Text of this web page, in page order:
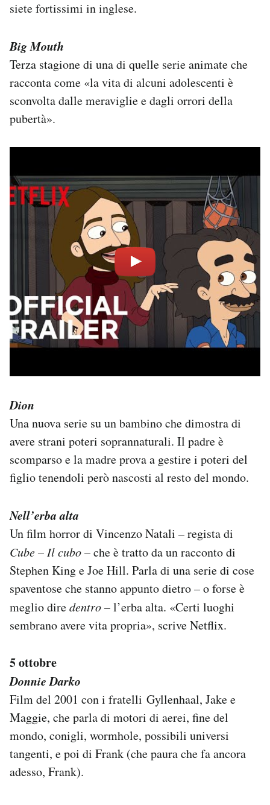
siete fortissimi in inglese.
Big Mouth
Terza stagione di una di quelle serie animate che
racconta come «la vita di alcuni adolescenti è
sconvolta dalle meraviglie e dagli orrori della
pubertà».
Dion
Una nuova serie su un bambino che dimostra di
avere strani poteri soprannaturali. Il padre è
scomparso e la madre prova a gestire i poteri del
figlio tenendoli però nascosti al resto del mondo.
Nell’erba alta
Un film horror di Vincenzo Natali – regista di
Cube – Il cubo– che è tratto da un racconto di
Stephen King e Joe Hill. Parla di una serie di cose
spaventose che stanno appunto dietro – o forse è
meglio diredentro– l’erba alta. «Certi luoghi
sembrano avere vita propria», scrive Netflix.
5 ottobre
Donnie Darko
Film del 2001 con i fratelli Gyllenhaal, Jake e
Maggie, che parla di motori di aerei, fine del
mondo, conigli, wormhole, possibili universi
tangenti, e poi di Frank (che paura che fa ancora
adesso, Frank).